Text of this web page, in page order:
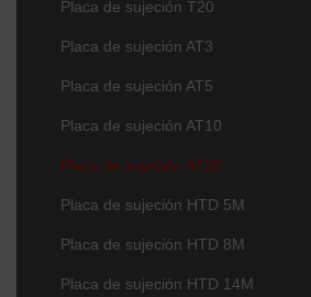
Placa de sujeción T20
Placa de sujeción AT3
Placa de sujeción AT5
Placa de sujeción AT10
Placa de sujeción AT20
Placa de sujeción HTD 5M
Placa de sujeción HTD 8M
Placa de sujeción HTD 14M